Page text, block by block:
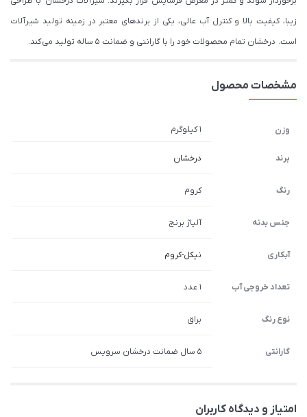
زیبا، کیفیت بالا و کنترل آب عالی، یکی از برندهای معتبر در زمینه تولید شیرآلات
است. درخشان تمام محصولات خود را با گارانتی و ضمانت 5 ساله تولید می کند.
مشخصات محصول
وزن 1 کیلوگرم
برند درخشان
رنگ کروم
جنس بدنه آلیاژ برنج
آبکاری نیکل-کروم
تعداد خروجی آب 1 عدد
نوع رنگ براق
گارانتی 5 سال ضمانت درخشان سرویس
امتیاز و دیدگاه کاربران